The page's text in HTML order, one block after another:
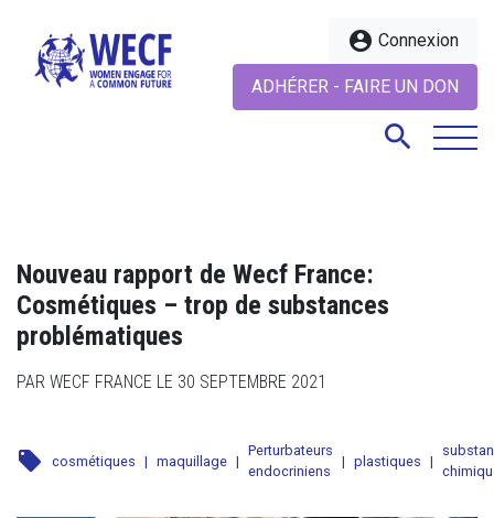
account_circle Connexion
ADHÉRER - FAIRE UN DON
search
Nouveau rapport de Wecf France:
Cosmétiques – trop de substances
problématiques
PAR WECF FRANCE LE 30 SEPTEMBRE 2021
local_offer cosmétiques | maquillage |
Perturbateurs
endocriniens
| plastiques |